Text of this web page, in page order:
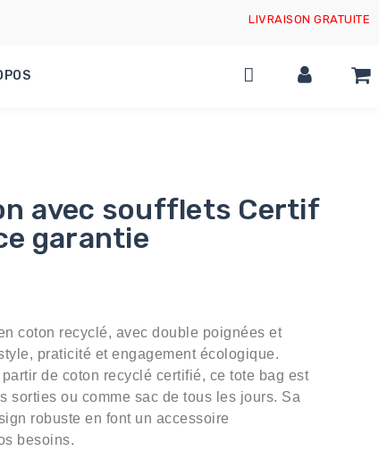
LIVRAISON GRATUITE
avec soufflets Certif
garantie
coton recyclé, avec double poignées et
praticité et engagement écologique.
de coton recyclé certifié, ce tote bag est
sorties ou comme sac de tous les jours. Sa
robuste en font un accessoire
besoins.